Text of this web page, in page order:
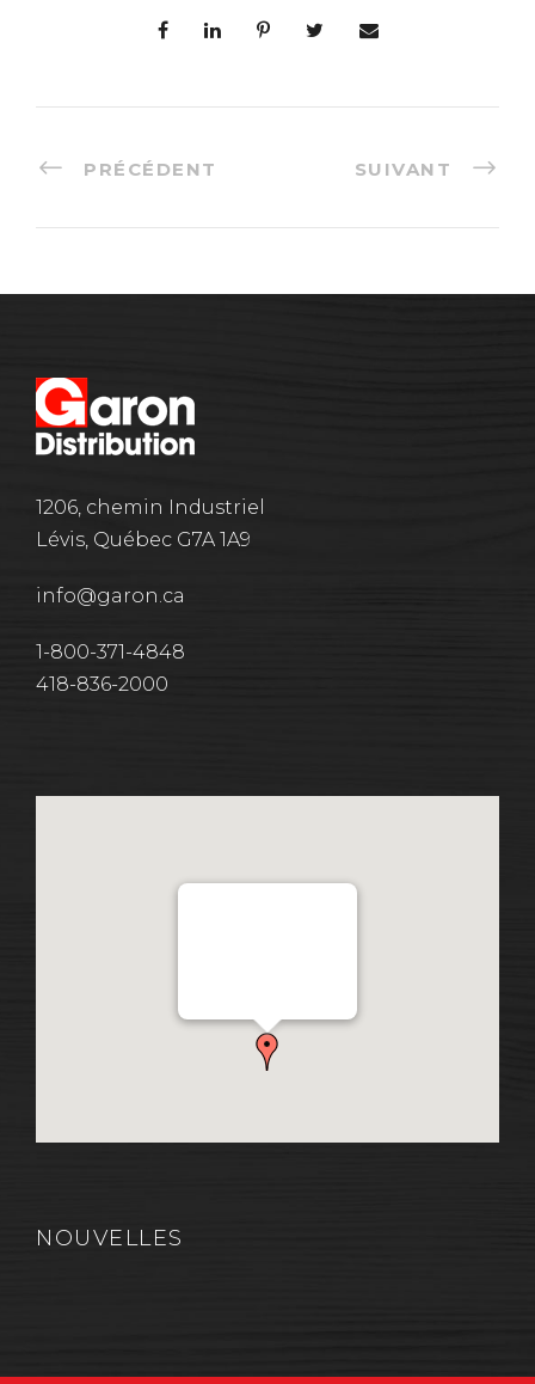
PRÉCÉDENT SUIVANT
1206, chemin Industriel
Lévis, Québec G7A 1A9
info@garon.ca
1-800-371-4848
418-836-2000
NOUVELLES